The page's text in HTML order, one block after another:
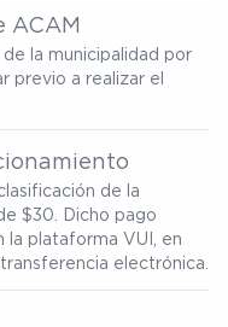
ACAM
la municipalidad por
previo a realizar el
de la
$30. Dicho pago
la plataforma VUI, en
electrónica.